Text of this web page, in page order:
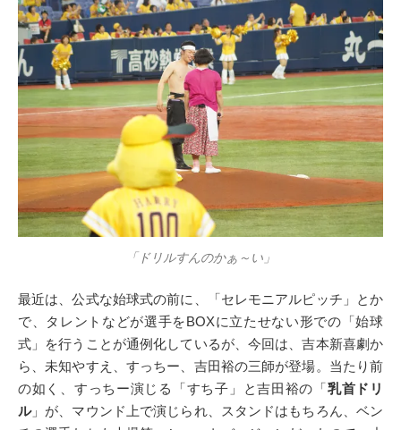
「ドリルすんのかぁ～い」
最近は、公式な始球式の前に、「セレモニアルピッチ」とか
で、タレントなどが選手をBOXに立たせない形での「始球
式」を行うことが通例化しているが、今回は、吉本新喜劇か
ら、未知やすえ、すっちー、吉田裕の三師が登場。当たり前
の如く、すっちー演じる「すち子」と吉田裕の「乳首ドリ
ル」が、マウンド上で演じられ、スタンドはもちろん、ベン